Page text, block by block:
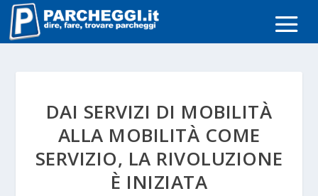
DAI SERVIZI DI MOBILITÀ
ALLA MOBILITÀ COME
SERVIZIO, LA RIVOLUZIONE
È INIZIATA